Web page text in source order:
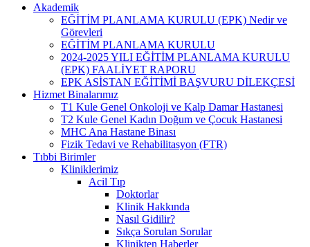
Akademik
EĞİTİM PLANLAMA KURULU (EPK) Nedir ve
Görevleri
EĞİTİM PLANLAMA KURULU
2024-2025 YILI EĞİTİM PLANLAMA KURULU
(EPK) FAALİYET RAPORU
EPK ASİSTAN EĞİTİMİ BAŞVURU DİLEKÇESİ
Hizmet Binalarımız
T1 Kule Genel Onkoloji ve Kalp Damar Hastanesi
T2 Kule Genel Kadın Doğum ve Çocuk Hastanesi
MHC Ana Hastane Binası
Fizik Tedavi ve Rehabilitasyon (FTR)
Tıbbi Birimler
Kliniklerimiz
Acil Tıp
Doktorlar
Klinik Hakkında
Nasıl Gidilir?
Sıkça Sorulan Sorular
Klinikten Haberler